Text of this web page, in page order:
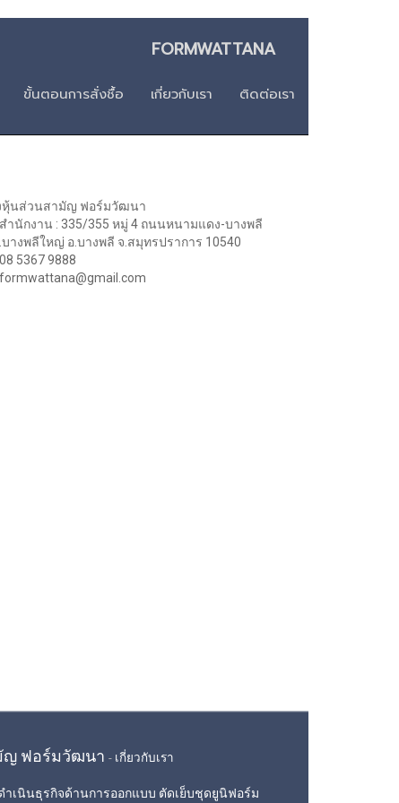
ขั้นตอนการสั่งชื้อ เกี่ยวกับเรา ติดต่อเรา
หุ้นส่วนสามัญ ฟอร์มวัฒนา
สำนักงาน : 335/355 หมู่ 4 ถนนหนามแดง-บางพลี
างพลีใหญ่ อ.บางพลี จ.สมุทรปราการ 10540
08 5367 9888
formwattana@gmail.com
ญ ฟอร์มวัฒนา - เกี่ยวกับเรา
ำเนินธุรกิจด้านการออกแบบ ตัดเย็บชุดยูนิฟอร์ม